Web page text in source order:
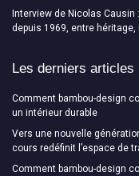
Interview de Nicolas Causin
depuis 1969, entre
Les derniers articles
Comment bambou-design
un intérieur durable
Vers une nouvelle
cours redéfinit l’espace de
Comment bambou-design